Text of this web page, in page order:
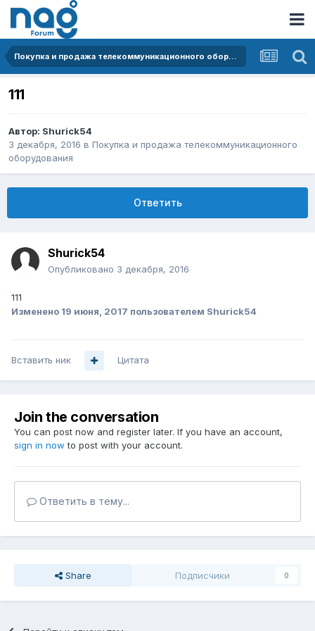
Покупка и продажа телекоммуникационного оборудования
111
Автор: Shurick54
3 декабря, 2016 в Покупка и продажа телекоммуникационного
оборудования
Ответить
Shurick54
Опубликовано 3 декабря, 2016
111
Изменено 19 июня, 2017 пользователем Shurick54
Вставить ник Цитата
Join the conversation
You can post now and register later. If you have an account,
sign in now to post with your account.
Ответить в тему...
Share Подписчики 0